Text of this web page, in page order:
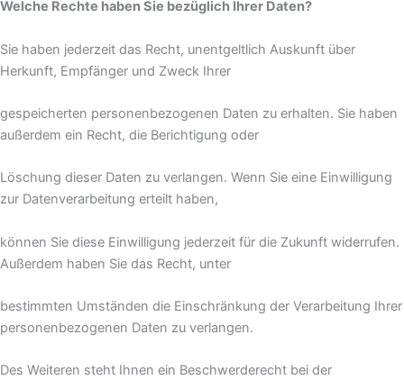
Welche Rechte haben Sie bezüglich Ihrer Daten?
Sie haben jederzeit das Recht, unentgeltlich Auskunft über
Herkunft, Empfänger und Zweck Ihrer
gespeicherten personenbezogenen Daten zu erhalten. Sie haben
außerdem ein Recht, die Berichtigung oder
Löschung dieser Daten zu verlangen. Wenn Sie eine Einwilligung
zur Datenverarbeitung erteilt haben,
können Sie diese Einwilligung jederzeit für die Zukunft widerrufen.
Außerdem haben Sie das Recht, unter
bestimmten Umständen die Einschränkung der Verarbeitung Ihrer
personenbezogenen Daten zu verlangen.
Des Weiteren steht Ihnen ein Beschwerderecht bei der